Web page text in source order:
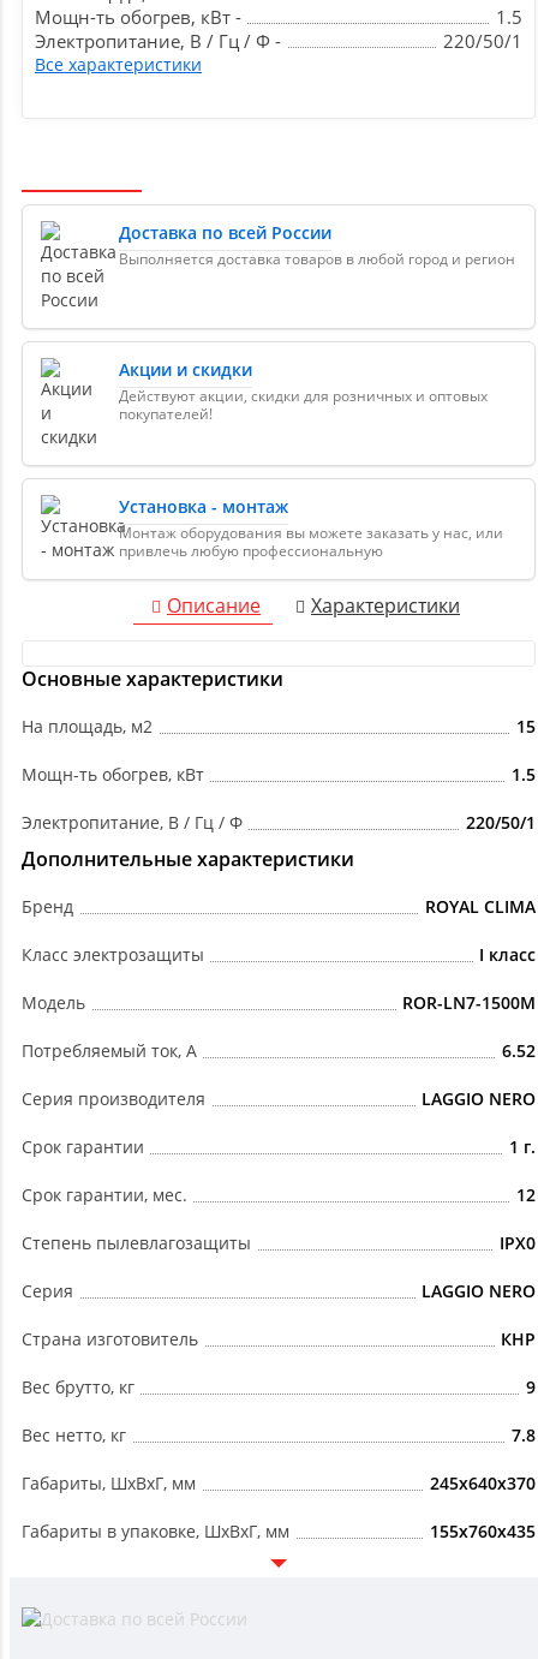
Мощн-ть обогрев, кВт -
1.5
Электропитание, В / Гц / Ф -
220/50/1
Все характеристики
Доставка по всей России
Выполняется доставка товаров в любой город и регион
Акции и скидки
Действуют акции, скидки для розничных и оптовых
покупателей!
Установка - монтаж
Монтаж оборудования вы можете заказать у нас, или
привлечь любую профессиональную
Описание Характеристики
Основные характеристики
На площадь, м2 15
Мощн-ть обогрев, кВт 1.5
Электропитание, В / Гц / Ф 220/50/1
Дополнительные характеристики
Бренд ROYAL CLIMA
Класс электрозащиты I класс
Модель ROR-LN7-1500M
Потребляемый ток, А 6.52
Серия производителя LAGGIO NERO
Срок гарантии 1 г.
Срок гарантии, мес. 12
Степень пылевлагозащиты IPX0
Серия LAGGIO NERO
Страна изготовитель КНР
Вес брутто, кг 9
Вес нетто, кг 7.8
Габариты, ШxВxГ, мм 245x640x370
Габариты в упаковке, ШxВxГ, мм 155x760x435